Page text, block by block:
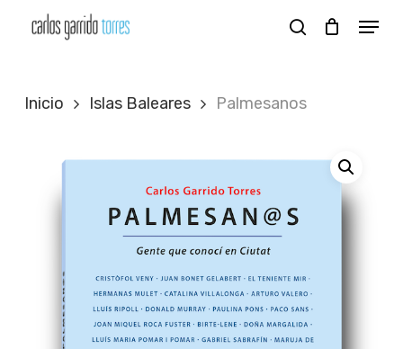
content
search
Menu
Inicio Islas Baleares Palmesanos